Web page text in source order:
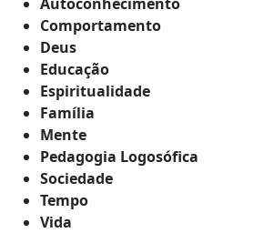
Comportamento
Deus
Educação
Espiritualidade
Família
Mente
Pedagogia Logosófica
Sociedade
Tempo
Vida